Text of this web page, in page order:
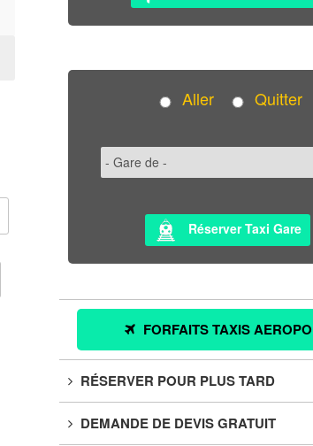
Aller Quitter
Réserver Taxi Gare
FORFAITS TAXIS
RÉSERVER POUR PLUS TARD
DEMANDE DE DEVIS GRATUIT